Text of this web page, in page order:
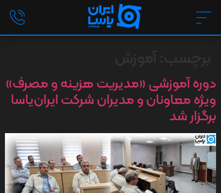
دوره آموزشی «مدیریت هزینه و مصرف»
ویژه معاونان و مدیران شرکت ایران‌یاسا
برگزار شد